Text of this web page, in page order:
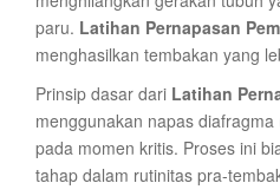
paru. Latihan Pernapasan
menghasilkan tembakan yang
Prinsip dasar dari Latihan
menggunakan napas
pada momen kritis. Proses ini
tahap dalam rutinitas pra-